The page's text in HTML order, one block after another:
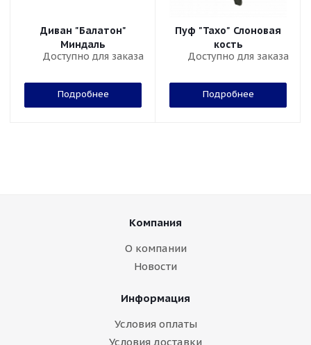
Диван "Балатон"
Миндаль
Доступно для заказа
Подробнее
Пуф "Тахо" Слоновая
кость
Доступно для заказа
Подробнее
Компания
О компании
Новости
Информация
Условия оплаты
Условия доставки